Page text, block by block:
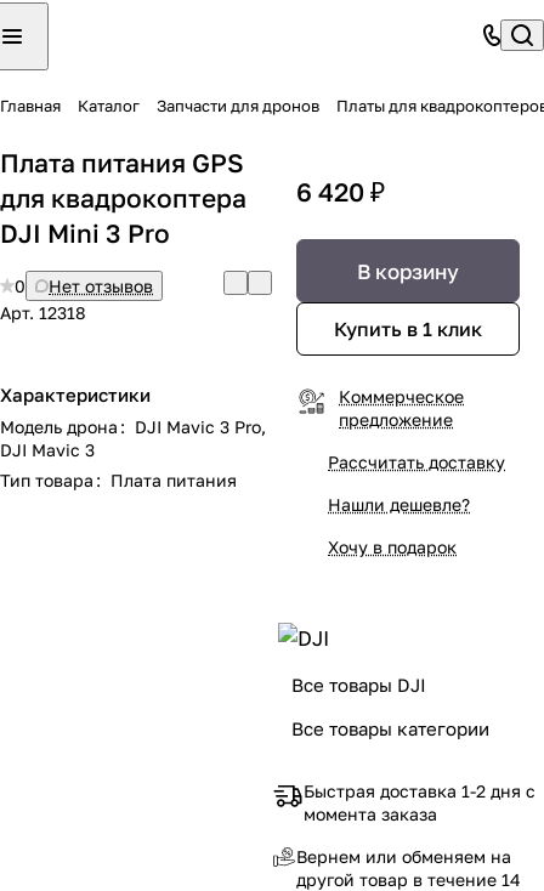
Главная Каталог Запчасти для дронов Платы для
Плата питания GPS
для квадрокоптера
DJI Mini 3 Pro
0
Нет отзывов
Арт. 12318
Характеристики
Модель дрона : DJI Mavic 3 Pro,
DJI Mavic 3
Тип товара : Плата питания
6 420 ₽
В корзину
Купить в 1 клик
Коммерческое
предложение
Рассчитать доставку
Нашли дешевле?
Хочу в подарок
Все товары DJI
Все товары категории
Быстрая доставка 1-2 дня с
момента заказа
Вернем или обменяем на
другой товар в течение 14